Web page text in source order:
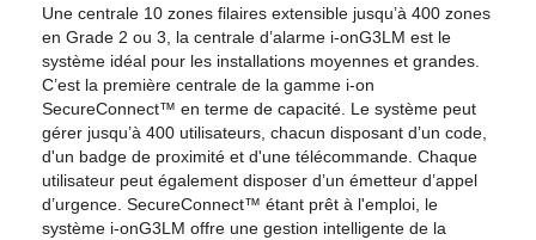
Une centrale 10 zones filaires extensible jusqu’à 400 zones
en Grade 2 ou 3, la centrale d’alarme i-onG3LM est le
système idéal pour les installations moyennes et grandes.
C’est la première centrale de la gamme i-on
SecureConnect™ en terme de capacité. Le système peut
gérer jusqu’à 400 utilisateurs, chacun disposant d’un code,
d'un badge de proximité et d'une télécommande. Chaque
utilisateur peut également disposer d’un émetteur d’appel
d’urgence. SecureConnect™ étant prêt à l'emploi, le
système i-onG3LM offre une gestion intelligente de la